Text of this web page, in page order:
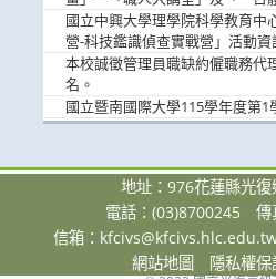
參與。
國立中興大學理學院科學教育中
營-科技鑑識偵查實戰營」活動
加。
本校誠徵管理員職缺約僱職務代
名。
國立暨南國際大學115學年度第
地址：976花蓮縣光
電話：(03)8700245
傳
信箱：
網站地圖
隱私權保